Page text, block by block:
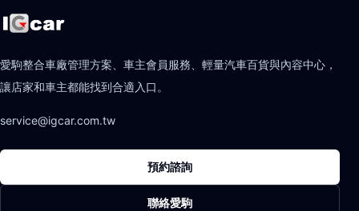
愛駒整合車廠管理方案、車主會員服務、輕量汽車百貨與內容中心，
讓店家和車主都能找到合適入口。
service@igcar.com.tw
預約諮詢
聯絡愛駒